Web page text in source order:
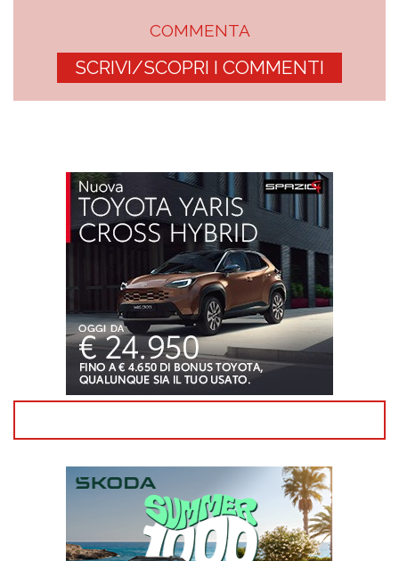
COMMENTA
SCRIVI/SCOPRI I COMMENTI